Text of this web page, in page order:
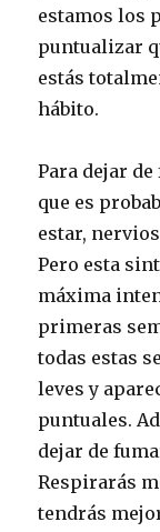
estamos los
puntualizar
estás
hábito.
Para dejar
que es
estar,
Pero esta
máxima
primeras
todas estas
leves y
puntuales.
dejar de
Respirarás
tendrás